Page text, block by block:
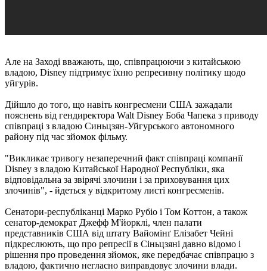
Але на Заході вважають, що, співпрацюючи з китайською
владою, Disney підтримує їхню репресивну політику щодо
уйгурів.
Дійшло до того, що навіть конгресмени США зажадали
пояснень від гендиректора Walt Disney Боба Чапека з приводу
співпраці з владою Синьцзян-Уйгурського автономного
району під час зйомок фільму.
"Викликає тривогу незаперечний факт співпраці компанії
Disney з владою Китайської Народної Республіки, яка
відповідальна за звірячі злочини і за приховування цих
злочинів", - йдеться у відкритому листі конгресменів.
Сенатори-республіканці Марко Рубіо і Том Коттон, а також
сенатор-демократ Джефф М'йорклі, член палати
представників США від штату Вайомінґ Елізабет Чейні
підкреслюють, що про репресії в Сіньцзяні давно відомо і
рішення про проведення зйомок, яке передбачає співпрацю з
владою, фактично негласно виправдовує злочини влади.